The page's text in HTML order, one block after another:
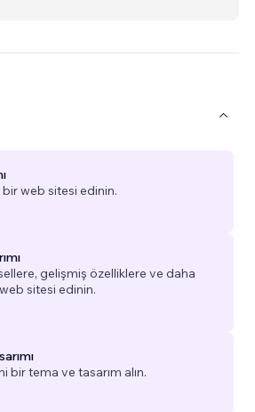
web sitesi edinin.
gelişmiş özelliklere ve daha
sitesi edinin.
bir tema ve tasarım alın.